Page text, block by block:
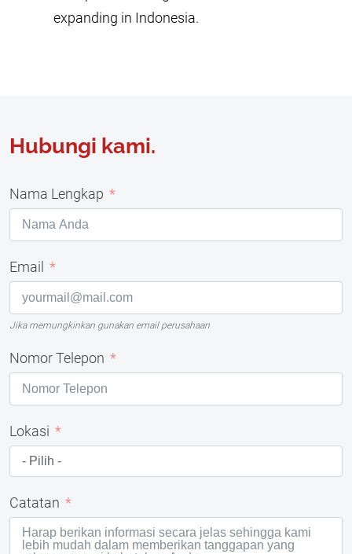
expanding in Indonesia.
Hubungi kami.
Nama Lengkap
Email
Jika memungkinkan gunakan email perusahaan
Nomor Telepon
Lokasi
Catatan